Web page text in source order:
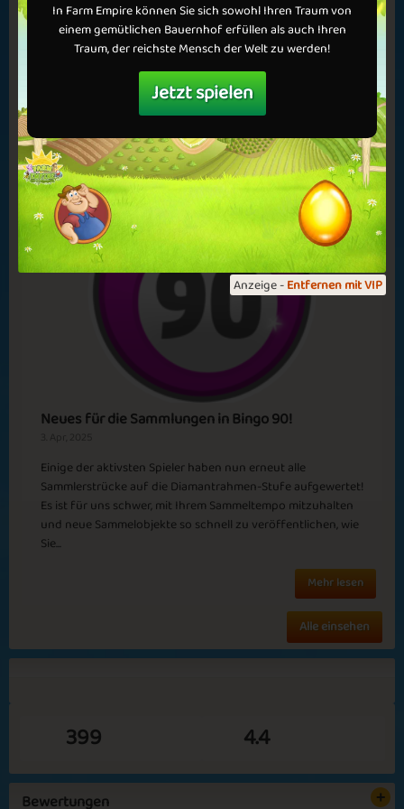
Es gibt Neuigkeiten in Bingo 90! Ab sofort haben Sie die
Möglichkeit, mit bis zu 36 Spielkarten gleichzeitig zu spielen –
wir nennen es MEGA Bingo 90. Diese Variante wird künftig
während der Happy Hour jeden Dienstag- und...
Neues für die Sammlungen in Bingo 90!
Einige der aktivsten Spieler haben nun erneut alle
Sammlerstrücke auf die Diamantrahmen-Stufe aufgewertet!
Es ist für uns schwer, mit Ihrem Sammeltempo mitzuhalten
und neue Sammelobjekte so schnell zu veröffentlichen, wie
Sie...
Mehr lesen
Alle einsehen
399 4.4
Bewertungen
Anzeige -Entfernen mit VIP
In Farm Empire können Sie sich sowohl Ihren Traum von
einem gemütlichen Bauernhof erfüllen als auch Ihren
Traum, der reichste Mensch der Welt zu werden!
Jetzt spielen